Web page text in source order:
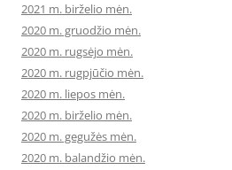
2021 m. birželio mėn.
2020 m. gruodžio mėn.
2020 m. rugsėjo mėn.
2020 m. rugpjūčio mėn.
2020 m. liepos mėn.
2020 m. birželio mėn.
2020 m. gegužės mėn.
2020 m. balandžio mėn.